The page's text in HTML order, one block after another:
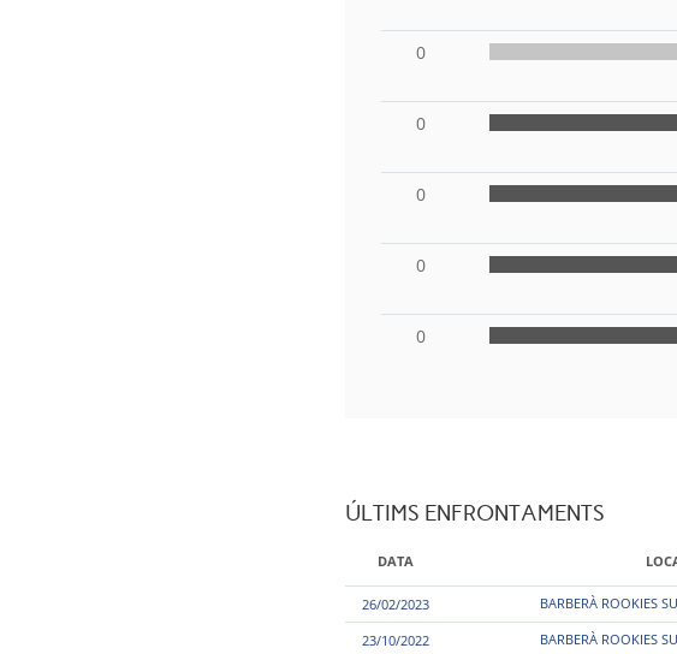
0
0
0
0
0
ÚLTIMS ENFRONTAMENTS
DATA
26/02/2023 BARBERÀ ROOKIES
23/10/2022
BARBERÀ ROOKIES